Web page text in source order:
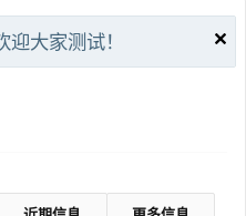
大家测试！